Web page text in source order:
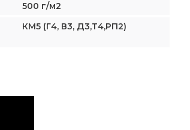
500 г/м2
КМ5 (Г4, В3, Д3,Т4,РП2)